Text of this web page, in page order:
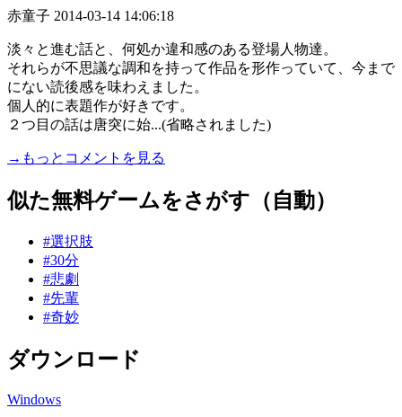
赤童子 2014-03-14 14:06:18
淡々と進む話と、何処か違和感のある登場人物達。
それらが不思議な調和を持って作品を形作っていて、今まで
にない読後感を味わえました。
個人的に表題作が好きです。
２つ目の話は唐突に始...(省略されました)
→もっとコメントを見る
似た無料ゲームをさがす（自動）
#選択肢
#30分
#悲劇
#先輩
#奇妙
ダウンロード
Windows